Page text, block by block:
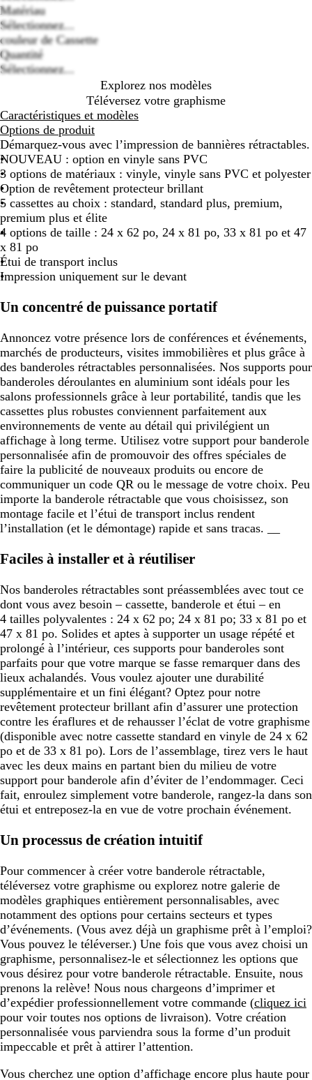
Matériau
Sélectionnez...
couleur de Cassette
A
l
i
n
i
u
m
a
r
g
e
n
t
é
A
l
i
n
i
u
m
n
o
i
r
Quantité
Sélectionnez...
Explorez nos modèles
Téléversez votre graphisme
Caractéristiques et modèles
Options de produit
Démarquez-vous avec l’impression de bannières rétractables.
NOUVEAU : option en vinyle sans PVC
3 options de matériaux : vinyle, vinyle sans PVC et polyester
Option de revêtement protecteur brillant
5 cassettes au choix : standard, standard plus, premium,
premium plus et élite
4 options de taille : 24 x 62 po, 24 x 81 po, 33 x 81 po et 47
x 81 po
Étui de transport inclus
Impression uniquement sur le devant
Un concentré de puissance portatif
Annoncez votre présence lors de conférences et événements,
marchés de producteurs, visites immobilières et plus grâce à
des banderoles rétractables personnalisées. Nos supports pour
banderoles déroulantes en aluminium sont idéals pour les
salons professionnels grâce à leur portabilité, tandis que les
cassettes plus robustes conviennent parfaitement aux
environnements de vente au détail qui privilégient un
affichage à long terme. Utilisez votre support pour banderole
personnalisée afin de promouvoir des offres spéciales de
faire la publicité de nouveaux produits ou encore de
communiquer un code QR ou le message de votre choix. Peu
importe la banderole rétractable que vous choisissez, son
montage facile et l’étui de transport inclus rendent
l’installation (et le démontage) rapide et sans tracas. __
Faciles à installer et à réutiliser
Nos banderoles rétractables sont préassemblées avec tout ce
dont vous avez besoin – cassette, banderole et étui – en
4 tailles polyvalentes : 24 x 62 po; 24 x 81 po; 33 x 81 po et
47 x 81 po. Solides et aptes à supporter un usage répété et
prolongé à l’intérieur, ces supports pour banderoles sont
parfaits pour que votre marque se fasse remarquer dans des
lieux achalandés. Vous voulez ajouter une durabilité
supplémentaire et un fini élégant? Optez pour notre
revêtement protecteur brillant afin d’assurer une protection
contre les éraflures et de rehausser l’éclat de votre graphisme
(disponible avec notre cassette standard en vinyle de 24 x 62
po et de 33 x 81 po). Lors de l’assemblage, tirez vers le haut
avec les deux mains en partant bien du milieu de votre
support pour banderole afin d’éviter de l’endommager. Ceci
fait, enroulez simplement votre banderole, rangez-la dans son
étui et entreposez-la en vue de votre prochain événement.
Un processus de création intuitif
Pour commencer à créer votre banderole rétractable,
téléversez votre graphisme ou explorez notre galerie de
modèles graphiques entièrement personnalisables, avec
notamment des options pour certains secteurs et types
d’événements. (Vous avez déjà un graphisme prêt à l’emploi?
Vous pouvez le téléverser.) Une fois que vous avez choisi un
graphisme, personnalisez-le et sélectionnez les options que
vous désirez pour votre banderole rétractable. Ensuite, nous
prenons la relève! Nous nous chargeons d’imprimer et
d’expédier professionnellement votre commande (cliquez ici
pour voir toutes nos options de livraison). Votre création
personnalisée vous parviendra sous la forme d’un produit
impeccable et prêt à attirer l’attention.
Vous cherchez une option d’affichage encore plus haute pour